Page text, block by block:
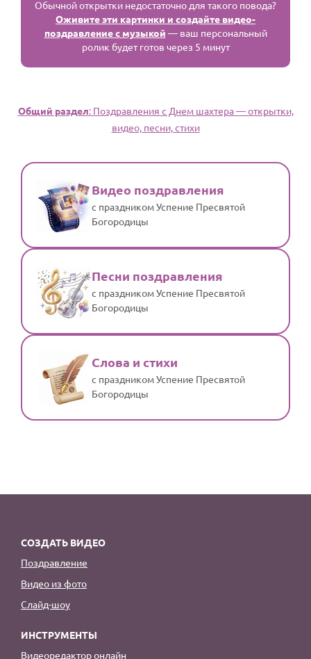
Обычной открытки недостаточно для такого повода?
Оживите эти картинки и создайте видео-
поздравление с музыкой — ваш персональный
ролик будет готов через 5 минут
Общий раздел: Поздравления с Днем шахтера — открытки,
видео, песни, стихи
Видео поздравления
с праздником Успение Пресвятой
Богородицы
Песни поздравления
с праздником Успение Пресвятой
Богородицы
Слова и стихи
с праздником Успение Пресвятой
Богородицы
СОЗДАТЬ ВИДЕО
Поздравление
Видео из фото
Слайд-шоу
ИНСТРУМЕНТЫ
Видеоредактор онлайн